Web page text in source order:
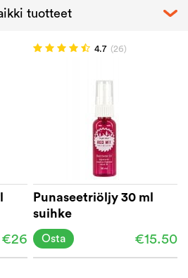
€26
4.7 (26)
Punaseetriöljy 30 ml
suihke
€15.50
Osta